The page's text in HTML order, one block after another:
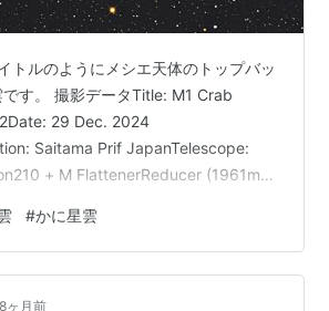
トルのようにメシエ天体のトップバッ
です。 撮影データTitle: M1 Crab
29 Dec. 2024
Saitama Prif JapanTelescope:
+ M FlattenerReducer (1961mm
IDAS LPS-P3Guiding camera:
#かに星雲
8ヶ月前